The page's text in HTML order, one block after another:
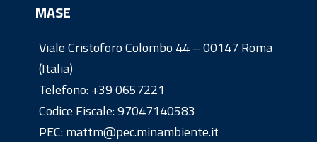
MASE
Viale Cristoforo Colombo 44 – 00147 Roma
(Italia)
Telefono:+39 0657221
Codice Fiscale: 97047140583
PEC: mattm@pec.minambiente.it